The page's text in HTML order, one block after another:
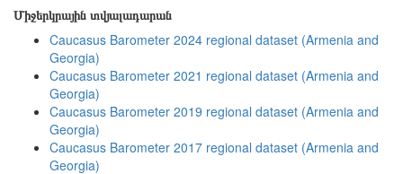
Միջերկրային տվյալադարան
Caucasus Barometer 2024 regional dataset (Armenia and
Georgia)
Caucasus Barometer 2021 regional dataset (Armenia and
Georgia)
Caucasus Barometer 2019 regional dataset (Armenia and
Georgia)
Caucasus Barometer 2017 regional dataset (Armenia and
Georgia)